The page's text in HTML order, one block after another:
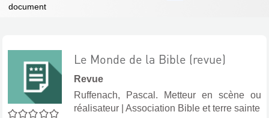
document
0/5
Le Monde de la Bible (revue)
Revue
Ruffenach, Pascal. Metteur en scène ou
réalisateur
Association Bible et terre sainte